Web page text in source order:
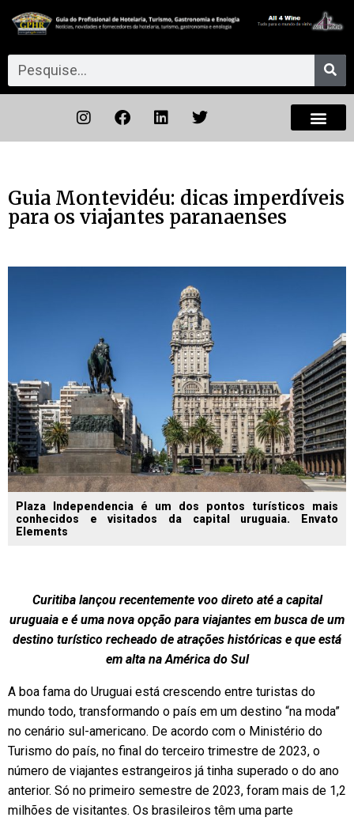
Guia Montevidéu: dicas imperdíveis
para os viajantes paranaenses
Plaza Independencia é um dos pontos turísticos mais
conhecidos e visitados da capital uruguaia. Envato
Elements
Curitiba lançou recentemente voo direto até a capital
uruguaia e é uma nova opção para viajantes em busca de um
destino turístico recheado de atrações históricas e que está
em alta na América do Sul
A boa fama do Uruguai está crescendo entre turistas do
mundo todo, transformando o país em um destino “na moda”
no cenário sul-americano. De acordo com o Ministério do
Turismo do país, no final do terceiro trimestre de 2023, o
número de viajantes estrangeiros já tinha superado o do ano
anterior. Só no primeiro semestre de 2023, foram mais de 1,2
milhões de visitantes. Os brasileiros têm uma parte